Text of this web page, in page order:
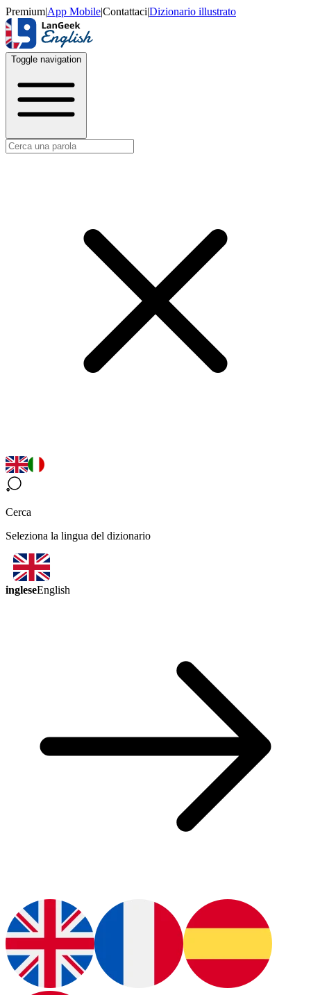
Premium|App Mobile|Contattaci|Dizionario illustrato
Toggle navigation
Cerca
Seleziona la lingua del dizionario
ingleseEnglish